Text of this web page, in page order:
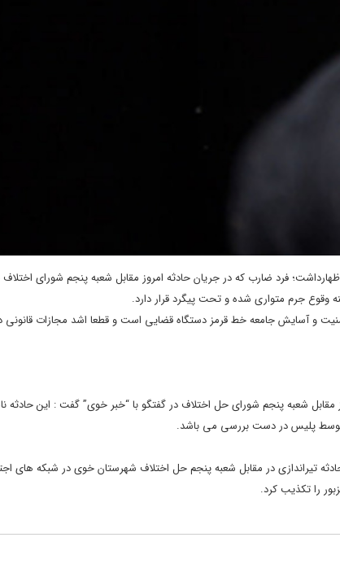
فرد ضارب که در جریان حادثه امروز مقابل شعبه پنجم شورای
وقوع جرم متواری شده و تحت پیگرد قرار دارد.
و آسایش جامعه خط قرمز دستگاه قضایی است و قطعا اشد مجازات قانونی
شعبه پنجم شورای حل اختلاف در گفتگو با “خبر خوی” گفت : این حادثه
توسط پلیس در دست بررسی می باشد.
تیراندازی در مقابل شعبه پنجم حل اختلاف شهرستان خوی در شبکه های
را تکذیب کرد.